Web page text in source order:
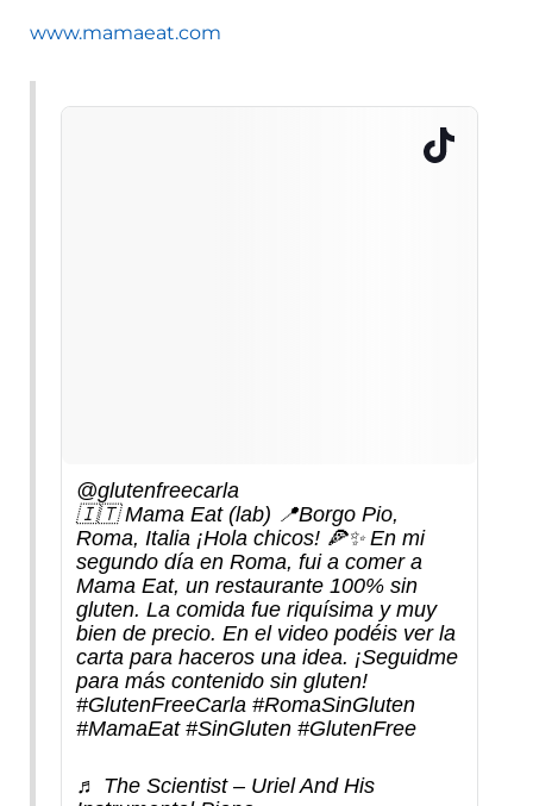
www.mamaeat.com
@glutenfreecarla
🇮🇹 Mama Eat (lab) 📍Borgo Pio,
Roma, Italia ¡Hola chicos! 🍕✨ En mi
segundo día en Roma, fui a comer a
Mama Eat, un restaurante 100% sin
gluten. La comida fue riquísima y muy
bien de precio. En el video podéis ver la
carta para haceros una idea. ¡Seguidme
para más contenido sin gluten!
#GlutenFreeCarla #RomaSinGluten
#MamaEat #SinGluten #GlutenFree
♬ The Scientist – Uriel And His